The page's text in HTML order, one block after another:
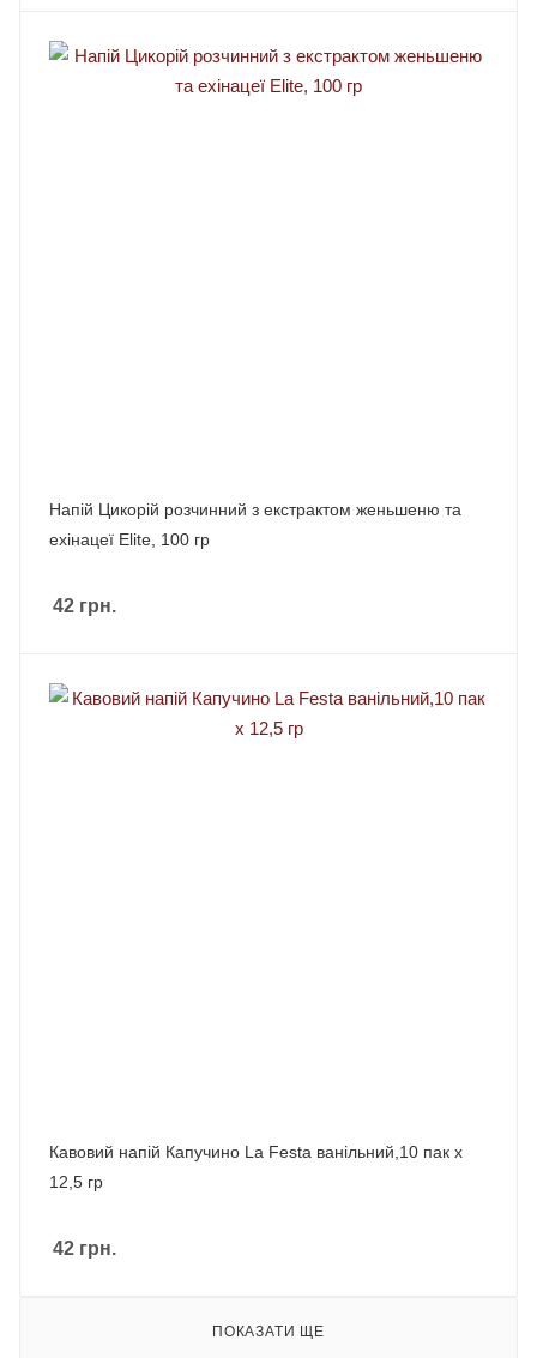
Напій Цикорій розчинний з екстрактом женьшеню та
ехінацеї Elite, 100 гр
42 грн.
Кавовий напій Капучино La Festa ванільний,10 пак х
12,5 гр
42 грн.
ПОКАЗАТИ ЩЕ